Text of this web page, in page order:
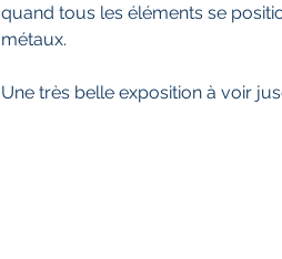
quand tous les éléments se
métaux.
Une très belle exposition à voir